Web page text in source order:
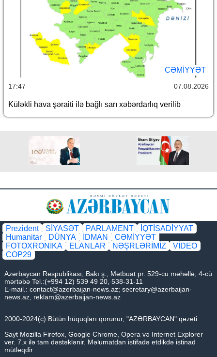
CƏMİYYƏT
17:47 07.08.2026
Küləkli hava şəraiti ilə bağlı sarı xəbərdarlıq verilib
Prezident SİYASƏT PARLAMENT
İQTİSADİYYAT
Humanitar
DÜNYA İDMAN
CƏMİYYƏT
FOTOXRONIKA
ELANLAR NƏŞRLƏRİMİZ
VİDEO
COP29
Azərbaycan Respublikası, Bakı ş., Mətbuat pr. 529-cu məhəllə, 4-cü
mərtəbə Tel.:(+994 12) 539 49 20, 538-31-11
E-mail.: contact@azerbaijan-news.az; secretary@azerbaijan-
news.az, reklam@azerbaijan-news.az
2000-2024(c) Bütün hüquqları qorunur, "AZƏRBAYCAN" qəzeti
Sayt Mozilla Firefox, Google Chrome, Opera və Internet Explorer
ver. 7.x ilə tam dəstəklənir. Məlumatdan istifadə etdikdə istinad
mütləqdir